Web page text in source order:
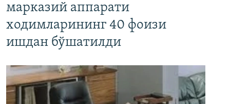
ИЖТИМОИЙ ТАРМОҚЛАР
Озодлик бошқа тилларда
марказий аппарати
ходимларининг 40 фоизи
ишдан бўшатилди